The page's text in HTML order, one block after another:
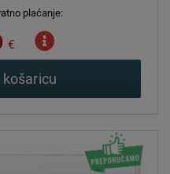
plaćanje:
€